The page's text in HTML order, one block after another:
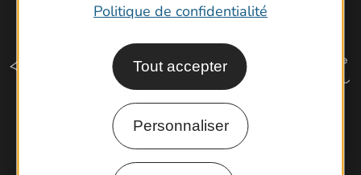
Politique de confidentialité
Tout accepter
Personnaliser